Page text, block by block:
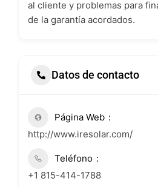
al cliente y problemas para
de la garantía acordados.
Datos de contacto
Página Web
http://www.iresolar.com/
Teléfono
+1 815-414-1788